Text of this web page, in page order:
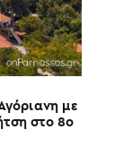
με
στο 8ο